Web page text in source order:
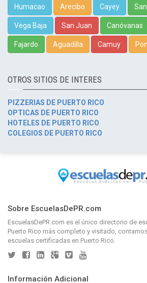
Humacao Arecibo Cayey
Vega Baja San Juan Canóvanas
Fajardo Aguadilla Camuy
OTROS SITIOS DE INTERES
PIZZERIAS DE PUERTO RICO
OPTICAS DE PUERTO RICO
HOTELES DE PUERTO RICO
COLEGIOS DE PUERTO RICO
Sobre EscuelasDePR.com
EscuelasDePR.com es el único directorio de
Puerto Rico más completo y visitado,
escuelas certificadas en Puerto Rico.
Información Adicional